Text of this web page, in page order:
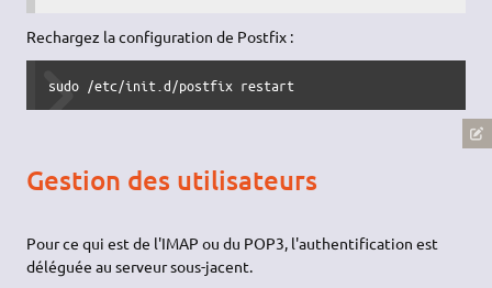
Rechargez la configuration de Postfix :
sudo /etc/init.d/postfix restart
Gestion des utilisateurs
Pour ce qui est de l'IMAP ou du POP3, l'authentification est
déléguée au serveur sous-jacent.